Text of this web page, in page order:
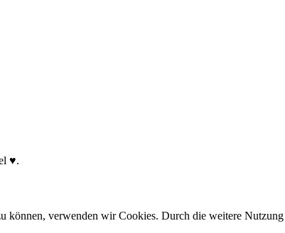
♥.
können, verwenden wir Cookies. Durch die weitere